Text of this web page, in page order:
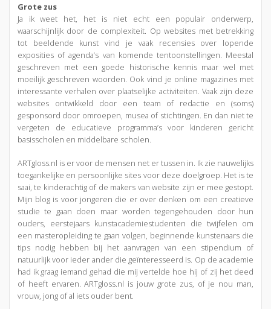
Grote zus
Ja ik weet het, het is niet echt een populair onderwerp,
waarschijnlijk door de complexiteit. Op websites met betrekking
tot beeldende kunst vind je vaak recensies over lopende
exposities of agenda’s van komende tentoonstellingen. Meestal
geschreven met een goede historische kennis maar wel met
moeilijk geschreven woorden. Ook vind je online magazines met
interessante verhalen over plaatselijke activiteiten. Vaak zijn deze
websites ontwikkeld door een team of redactie en (soms)
gesponsord door omroepen, musea of stichtingen. En dan niet te
vergeten de educatieve programma’s voor kinderen gericht
basisscholen en middelbare scholen.
ARTgloss.nl is er voor de mensen net er tussen in. Ik zie nauwelijks
toegankelijke en persoonlijke sites voor deze doelgroep. Het is te
saai, te kinderachtig of de makers van website zijn er mee gestopt.
Mijn blog is voor jongeren die er over denken om een creatieve
studie te gaan doen maar worden tegengehouden door hun
ouders, eerstejaars kunstacademiestudenten die twijfelen om
een masteropleiding te gaan volgen, beginnende kunstenaars die
tips nodig hebben bij het aanvragen van een stipendium of
natuurlijk voor ieder ander die geïnteresseerd is. Op de academie
had ik graag iemand gehad die mij vertelde hoe hij of zij het deed
of heeft ervaren. ARTgloss.nl is jouw grote zus, of je nou man,
vrouw, jong of al iets ouder bent.